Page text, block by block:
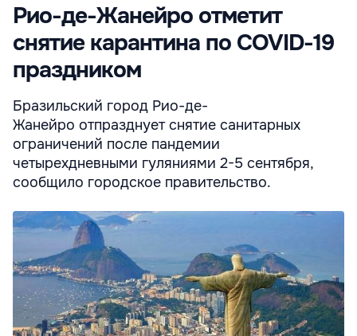
Рио-де-Жанейро отметит
снятие карантина по COVID-19
праздником
Бразильский город Рио-де-
Жанейро отпразднует снятие санитарных
ограничений после пандемии
четырехдневными гуляниями 2-5 сентября,
сообщило городское правительство.